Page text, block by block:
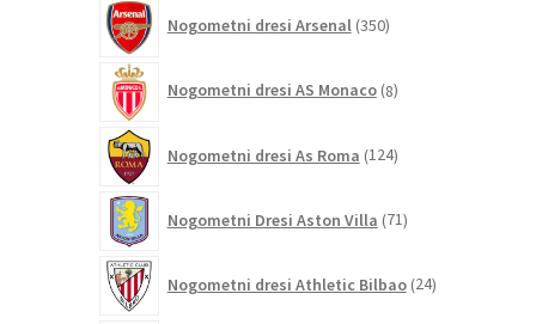
Nogometni dresi Arsenal 350izdelkov
Nogometni dresi AS Monaco 8izdelkov
Nogometni dresi As Roma 124izdelkov
Nogometni Dresi Aston Villa 71izdelkov
Nogometni dresi Athletic Bilbao 24izdelkov